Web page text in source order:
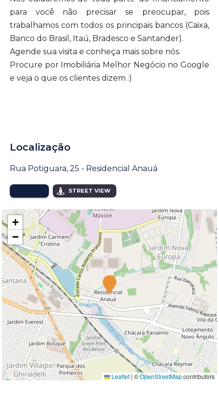
para você não precisar se preocupar, pois
trabalhamos com todos os principais bancos (Caixa,
Banco do Brasil, Itaú, Bradesco e Santander).
Agende sua visita e conheça mais sobre nós.
Procure por Imobiliária Melhor Negócio no Google
e veja o que os clientes dizem :)
Localização
Rua Potiguara, 25 - Residencial Anauá
STREET VIEW
+
−
Leaflet | ©OpenStreetMapcontributors